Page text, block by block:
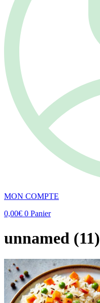
MON COMPTE
0,00€ 0 Panier
unnamed (11)